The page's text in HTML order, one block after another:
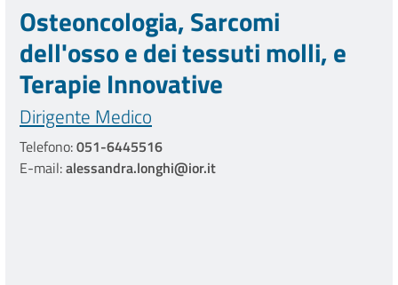
Osteoncologia, Sarcomi
dell'osso e dei tessuti molli, e
Terapie Innovative
Dirigente Medico
Telefono:051-6445516
E-mail:alessandra.longhi@ior.it